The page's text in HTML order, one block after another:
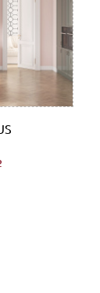
перевод
Новгорода.
Индивидуальный
700
этажа